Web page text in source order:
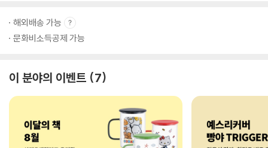
해외배송 가능
문화비소득공제 가능
이 분야의 이벤트 7